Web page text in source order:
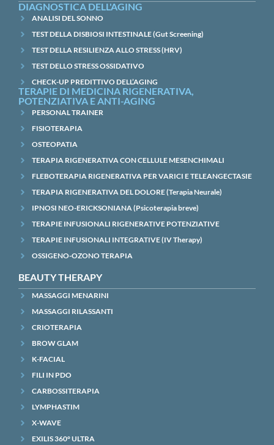
DIAGNOSTICA DELL'AGING
ANALISI DEL SONNO
TEST DELLA DISBIOSI INTESTINALE (Gut Screening)
TEST DELLA RESILIENZA ALLO STRESS (HRV)
TEST DELLO STRESS OSSIDATIVO
CHECK-UP PREDITTIVO DELL’AGING
TERAPIE DI MEDICINA RIGENERATIVA,
POTENZIATIVA E ANTI-AGING
PERSONAL TRAINER
FISIOTERAPIA
OSTEOPATIA
TERAPIA RIGENERATIVA CON CELLULE MESENCHIMALI
FLEBOTERAPIA RIGENERATIVA PER VARICI E TELEANGECTASIE
TERAPIA RIGENERATIVA DEL DOLORE (Terapia Neurale)
IPNOSI NEO-ERICKSONIANA (Psicoterapia breve)
TERAPIE INFUSIONALI RIGENERATIVE POTENZIATIVE
TERAPIE INFUSIONALI INTEGRATIVE (IV Therapy)
OSSIGENO-OZONO TERAPIA
BEAUTY THERAPY
MASSAGGI MENARINI
MASSAGGI RILASSANTI
CRIOTERAPIA
BROW GLAM
K-FACIAL
FILI IN PDO
CARBOSSITERAPIA
LYMPHASTIM
X-WAVE
EXILIS 360° ULTRA